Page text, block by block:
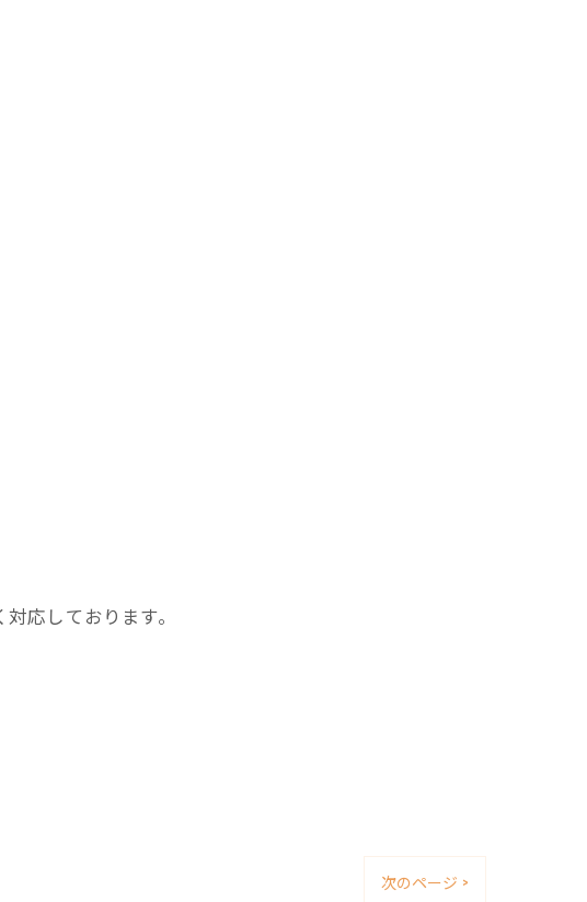
応しております。
次のページ >